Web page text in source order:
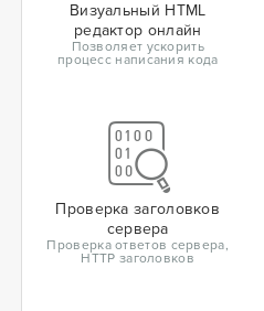
Визуальный HTML
редактор онлайн
Позволяет ускорить
процесс написания кода
Проверка заголовков
сервера
Проверка ответов сервера,
HTTP заголовков